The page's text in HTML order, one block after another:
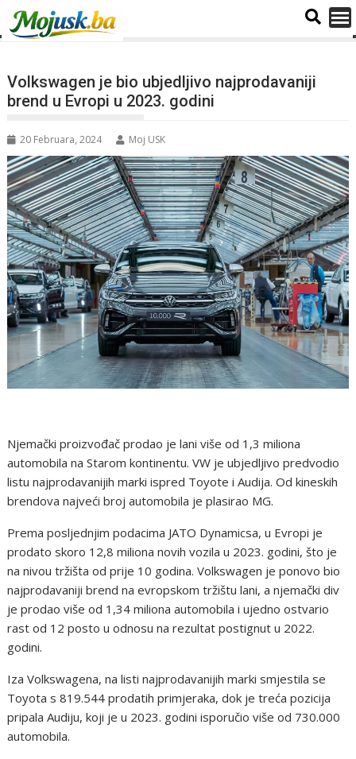
Volkswagen je bio ubjedljivo najprodavaniji
brend u Evropi u 2023. godini
20 Februara, 2024 Moj USK
Njemački proizvođač prodao je lani više od 1,3 miliona
automobila na Starom kontinentu. VW je ubjedljivo predvodio
listu najprodavanijih marki ispred Toyote i Audija. Od kineskih
brendova najveći broj automobila je plasirao MG.
Prema posljednjim podacima JATO Dynamicsa, u Evropi je
prodato skoro 12,8 miliona novih vozila u 2023. godini, što je
na nivou tržišta od prije 10 godina. Volkswagen je ponovo bio
najprodavaniji brend na evropskom tržištu lani, a njemački div
je prodao više od 1,34 miliona automobila i ujedno ostvario
rast od 12 posto u odnosu na rezultat postignut u 2022.
godini.
Iza Volkswagena, na listi najprodavanijih marki smjestila se
Toyota s 819.544 prodatih primjeraka, dok je treća pozicija
pripala Audiju, koji je u 2023. godini isporučio više od 730.000
automobila.